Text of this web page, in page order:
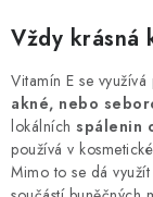
Vždy krásná
Vitamín E se
akné, nebo
lokálních spálenin
používá v
Mimo to se dá